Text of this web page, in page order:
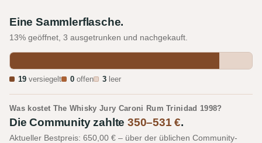
Eine Sammlerflasche.
13% geöffnet, 3 ausgetrunken und nachgekauft.
19 versiegelt 0 offen 3 leer
Was kostet The Whisky Jury Caroni Rum Trinidad 1998?
Die Community zahlte350–531 €.
Aktueller Bestpreis: 650,00 € – über der üblichen Community-